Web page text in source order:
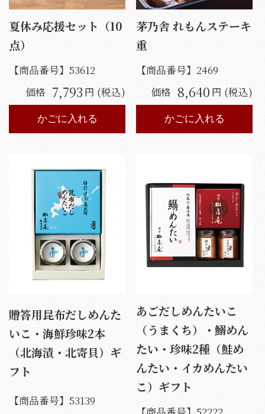
夏休み応援セット（10
点）
【商品番号】 53612
価格 7,793 円 (税込)
かごに入れる
茅乃舎 れもんステーキ
重
【商品番号】 2469
価格 8,640 円 (税込)
かごに入れる
贈答用昆布だしめんた
いこ・海鮮珍味2本
（北海漬・北寄貝）ギ
フト
【商品番号】 53139
あごだしめんたいこ
（うまくち）・鰯めん
たい・珍味2種（鮭め
んたい・イカめんたい
こ）ギフト